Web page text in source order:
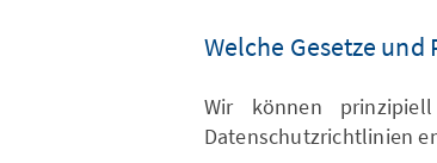
Welche Gesetze und
Wir können
Datenschutzrichtlinien